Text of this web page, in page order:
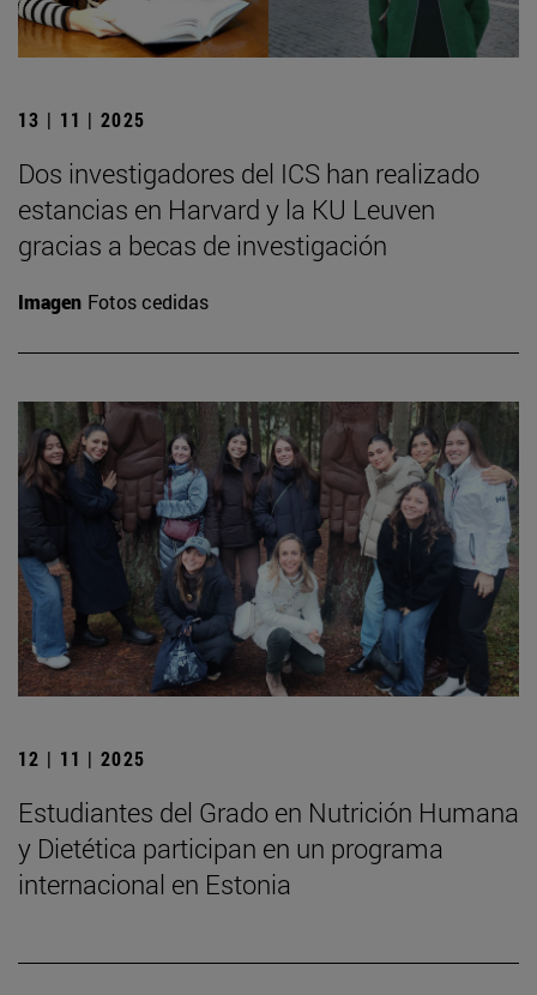
13 | 11 | 2025
Dos investigadores del ICS han realizado
estancias en Harvard y la KU Leuven
gracias a becas de investigación
Imagen Fotos cedidas
12 | 11 | 2025
Estudiantes del Grado en Nutrición Humana
y Dietética participan en un programa
internacional en Estonia